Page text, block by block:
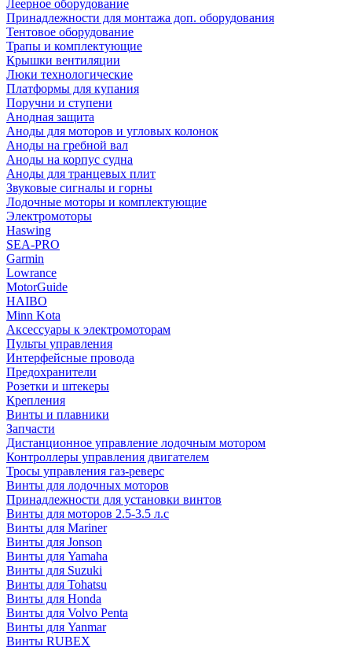
Леерное оборудование
Принадлежности для монтажа доп. оборудования
Тентовое оборудование
Трапы и комплектующие
Крышки вентиляции
Люки технологические
Платформы для купания
Поручни и ступени
Анодная защита
Аноды для моторов и угловых колонок
Аноды на гребной вал
Аноды на корпус судна
Аноды для транцевых плит
Звуковые сигналы и горны
Лодочные моторы и комплектующие
Электромоторы
Haswing
SEA-PRO
Garmin
Lowrance
MotorGuide
HAIBO
Minn Kota
Аксессуары к электромоторам
Пульты управления
Интерфейсные провода
Предохранители
Розетки и штекеры
Крепления
Винты и плавники
Запчасти
Дистанционное управление лодочным мотором
Контроллеры управления двигателем
Тросы управления газ-реверс
Винты для лодочных моторов
Принадлежности для установки винтов
Винты для моторов 2.5-3.5 л.с
Винты для Mariner
Винты для Jonson
Винты для Yamaha
Винты для Suzuki
Винты для Tohatsu
Винты для Honda
Винты для Volvo Penta
Винты для Yanmar
Винты RUBEX